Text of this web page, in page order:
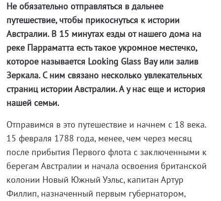
Не обязательно отправляться в дальнее
путешествие, чтобы прикоснуться к истории
Австралии. В 15 минутах езды от нашего дома на
реке Парраматта есть такое укромное местечко,
которое называется Looking Glass Bay или залив
Зеркала. С ним связано несколько увлекательных
страниц истории Австралии. А у нас еще и история
нашей семьи.
Отправимся в это путешествие и начнем с 18 века.
15 февраля 1788 года, менее, чем через месяц
после прибытия Первого флота с заключенными к
берегам Австралии и начала освоения британской
колонии Новый Южный Уэльс, капитан Артур
Филлип, назначенный первым губернатором,